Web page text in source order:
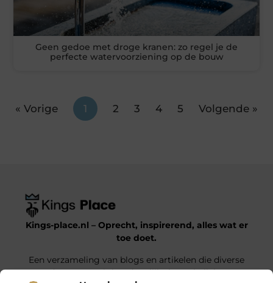
Geen gedoe met droge kranen: zo regel je de
perfecte watervoorziening op de bouw
« Vorige 1 2 3 4 5 Volgende »
Kings-place.nl – Oprecht, inspirerend, alles wat er
toe doet.
Een verzameling van blogs en artikelen die diverse
onderwerpen uit het dagelijks leven belichten.